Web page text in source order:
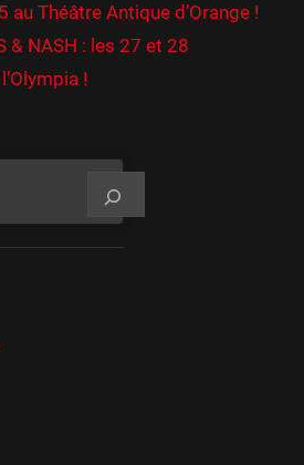
Théâtre Antique d’Orange !
& NASH : les 27 et 28
!